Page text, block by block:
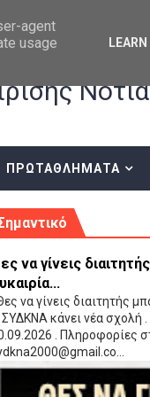
οδηγίες επί του
(VIDEO)
ΠΡΩΤΑΘΛΗΜΑΤΑ
να γίνεις
να γίνεις διαιτητής
κάνει νέα σχολή .
. Πληροφορίες
agent
usage